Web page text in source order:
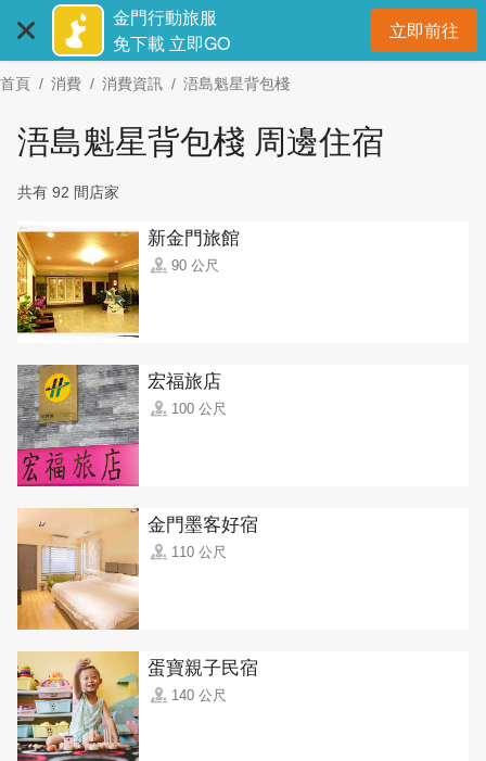
主
要
金門行動旅服
免下載 立即GO
立即前往開
首頁 消費 消費資訊 浯島魁星背包棧
浯島魁星背包棧 周邊住宿
共有 92 間店家
新金門旅館
90 公尺
宏福旅店
100 公尺
金門墨客好宿
110 公尺
蛋寶親子民宿
140 公尺